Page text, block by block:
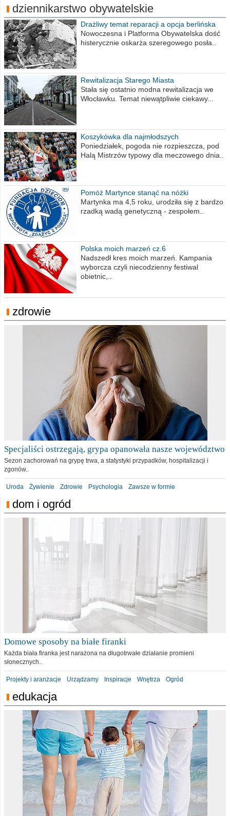
dziennikarstwo obywatelskie
Drażliwy temat reparacji a opcja berlińska
Nowoczesna i Platforma Obywatelska dość
histerycznie oskarża szeregowego posła..
Rewitalizacja Starego Miasta
Stała się ostatnio modna rewitalizacja we
Włocławku. Temat niewątpliwie ciekawy...
Koszykówka dla najmłodszych
Poniedziałek, pogoda nie rozpieszcza, pod
Halą Mistrzów typowy dla meczowego dnia..
Pomóż Martynce stanąć na nóżki
Martynka ma 4,5 roku, urodziła się z bardzo
rzadką wadą genetyczną - zespołem..
Polska moich marzeń cz.6
Nadszedł kres moich marzeń. Kampania
wyborcza czyli niecodzienny festiwal
obietnic,..
zdrowie
Specjaliści ostrzegają, grypa opanowała nasze województwo
Sezon zachorowań na grypę trwa, a statystyki przypadków, hospitalizacji i
zgonów..
Uroda Żywienie Zdrowie Psychologia Zawsze w formie
dom i ogród
Domowe sposoby na białe firanki
Każda biała firanka jest narażona na długotrwałe działanie promieni
słonecznych..
Projekty i aranżacje Urządzamy Inspiracje Wnętrza Ogród
edukacja